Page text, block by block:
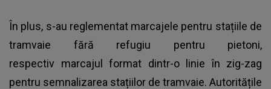
În plus, s-au reglementat marcajele pentru stațiile de
tramvaie fără refugiu pentru pietoni,
respectiv marcajul format dintr-o linie în zig-zag
pentru semnalizarea stațiilor de tramvaie. Autoritățile